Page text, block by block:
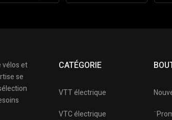
vélos et
se
CATÉGORIE
VTT électrique
VTC électrique